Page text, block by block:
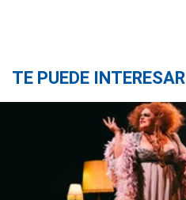
TE PUEDE INTERESAR